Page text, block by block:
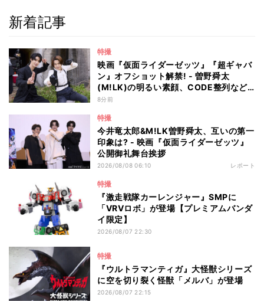
新着記事
特撮
映画『仮面ライダーゼッツ』『超ギャバ
ン』オフショット解禁! - 曽野舜太
(M!LK)の明るい素顔、CODE整列など
ギャップ満載!
8分前
特撮
今井竜太郎&M!LK曽野舜太、互いの第一
印象は? - 映画『仮面ライダーゼッツ』
公開御礼舞台挨拶
2026/08/08 06:10 レポート
特撮
『激走戦隊カーレンジャー』SMPに
「VRVロボ」が登場【プレミアムバンダ
イ限定】
2026/08/07 22:30
特撮
『ウルトラマンティガ』大怪獣シリーズ
に空を切り裂く怪獣「メルバ」が登場
2026/08/07 22:15